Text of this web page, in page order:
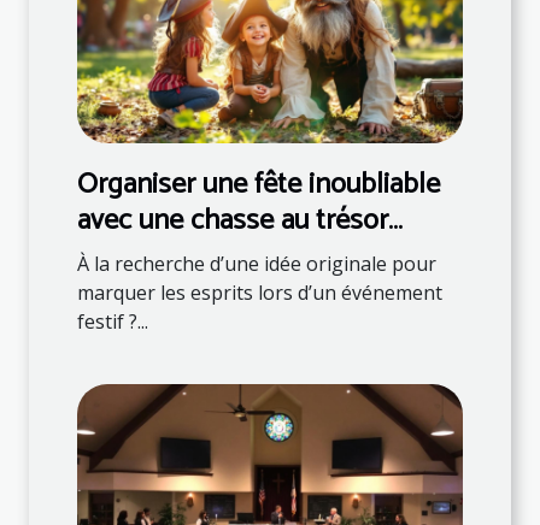
Organiser une fête inoubliable
avec une chasse au trésor
thématique
À la recherche d’une idée originale pour
marquer les esprits lors d’un événement
festif ?...